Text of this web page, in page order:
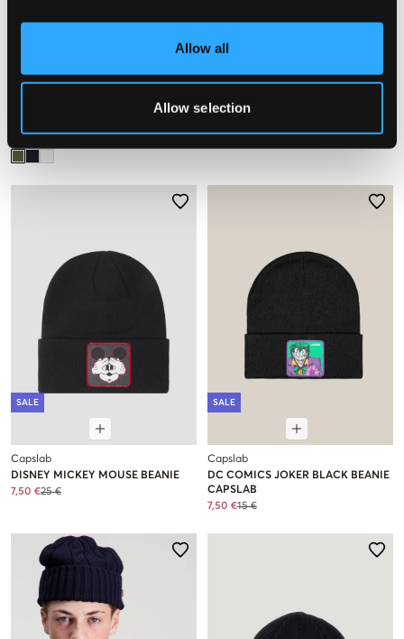
Allow all
Allow selection
25 €
SALE
Calvin Klein
MONOGRAM RIB BEANIE
17,50 €35 €
SALE
Capslab
DISNEY MICKEY MOUSE BEANIE
7,50 €25 €
SALE
Capslab
DC COMICS JOKER BLACK BEANIE
CAPSLAB
7,50 €15 €